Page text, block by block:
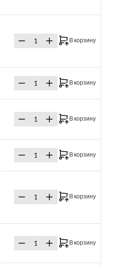
В корзину
В корзину
В корзину
В корзину
В корзину
В корзину